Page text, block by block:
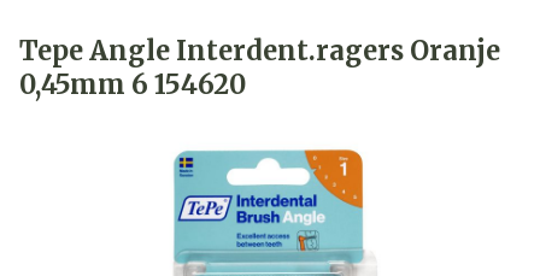
Tepe Angle Interdent.ragers Oranje
0,45mm 6 154620